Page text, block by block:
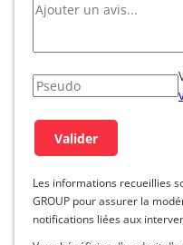
Les informations recueillies
GROUP pour assurer la
notifications liées aux